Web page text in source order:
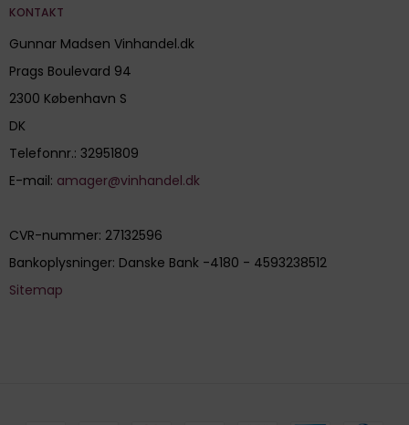
KONTAKT
Gunnar Madsen Vinhandel.dk
Prags Boulevard 94
2300 København S
DK
Telefonnr.: 32951809
E-mail: amager@vinhandel.dk
CVR-nummer: 27132596
Bankoplysninger: Danske Bank -4180 - 4593238512
Sitemap